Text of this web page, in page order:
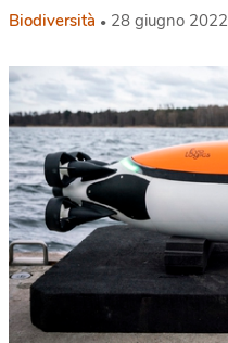
Biodiversità 28 giugno 2022